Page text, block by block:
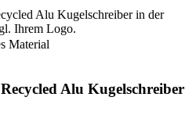
Material
Alu Kugelschreiber